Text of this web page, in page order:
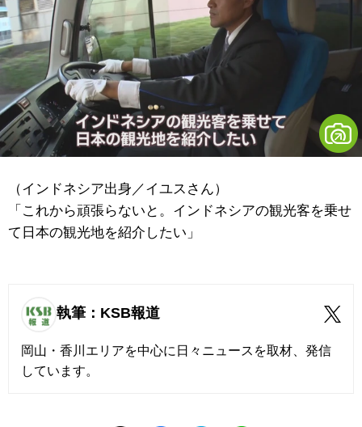
（インドネシア出身／イユスさん）
「これから頑張らないと。インドネシアの観光客を乗せ
て日本の観光地を紹介したい」
執筆：KSB報道
岡山・香川エリアを中心に日々ニュースを取材、発信
しています。